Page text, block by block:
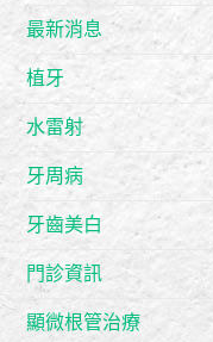
最新消息
植牙
水雷射
牙周病
牙齒美白
門診資訊
顯微根管治療